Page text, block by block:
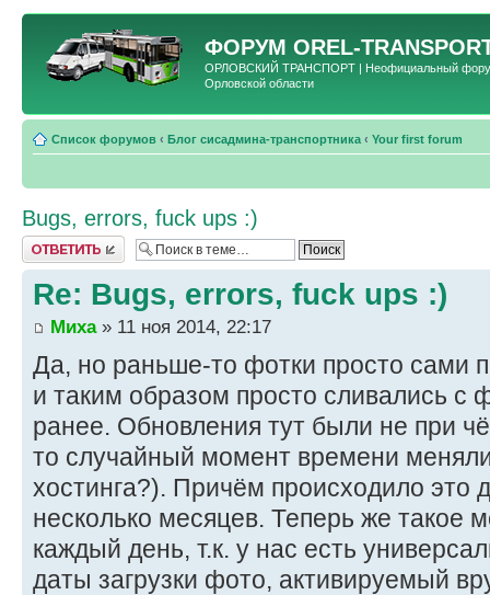
ФОРУМ OREL-
ОРЛОВСКИЙ ТРАНСПОРТ | Неофициальный форум
Орловской области
Список форумов ‹ Блог сисадмина-транспортника ‹ Your first forum
Bugs, errors, fuck ups :)
Ответить
Re: Bugs, errors, fuck ups :)
Миха» 11 ноя 2014, 22:17
Да, но раньше-то фотки просто сами
и таким образом просто сливались с
ранее. Обновления тут были не при
то случайный момент времени меняли
хостинга?). Причём происходило это
несколько месяцев. Теперь же такое
каждый день, т.к. у нас есть
даты загрузки фото, активируемый